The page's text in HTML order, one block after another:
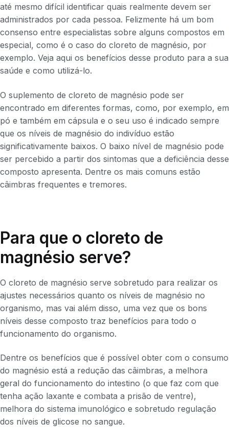
até mesmo difícil identificar quais realmente devem ser
administrados por cada pessoa. Felizmente há um bom
consenso entre especialistas sobre alguns compostos em
especial, como é o caso do cloreto de magnésio, por
exemplo. Veja aqui os benefícios desse produto para a sua
saúde e como utilizá-lo.
O suplemento de cloreto de magnésio pode ser
encontrado em diferentes formas, como, por exemplo, em
pó e também em cápsula e o seu uso é indicado sempre
que os níveis de magnésio do indivíduo estão
significativamente baixos. O baixo nível de magnésio pode
ser percebido a partir dos sintomas que a deficiência desse
composto apresenta. Dentre os mais comuns estão
câimbras frequentes e tremores.
Para que o cloreto de
magnésio serve?
O cloreto de magnésio serve sobretudo para realizar os
ajustes necessários quanto os níveis de magnésio no
organismo, mas vai além disso, uma vez que os bons
níveis desse composto traz benefícios para todo o
funcionamento do organismo.
Dentre os benefícios que é possível obter com o consumo
do magnésio está a redução das câimbras, a melhora
geral do funcionamento do intestino (o que faz com que
tenha ação laxante e combata a prisão de ventre),
melhora do sistema imunológico e sobretudo regulação
dos níveis de glicose no sangue.